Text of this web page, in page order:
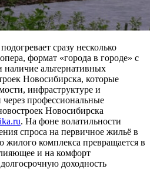
подогревает сразу несколько
формат «города в городе» с
альтернативных
Новосибирска, которые
инфраструктуре и
профессиональные
Новосибирска
. На фоне волатильности
спроса на первичное жильё в
жилого комплекса превращается в
и на комфорт
доходность